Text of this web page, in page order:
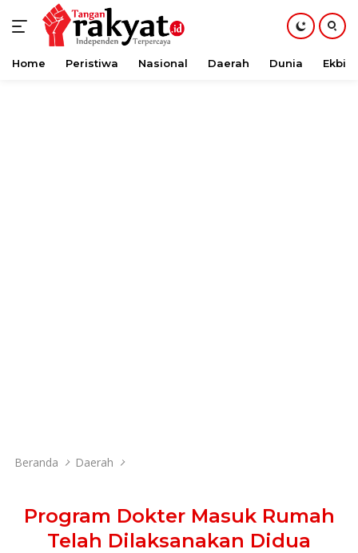
Langsung
Home Peristiwa Nasional Daerah Dunia Ekbis
Beranda Daerah
Program Dokter Masuk Rumah
Telah Dilaksanakan Didua